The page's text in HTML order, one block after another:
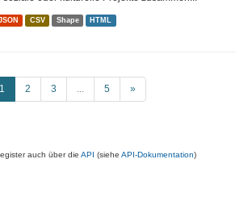
CSV Shape HTML
1 2 3 ... 5 »
auch über die API (siehe API-Dokumentation)